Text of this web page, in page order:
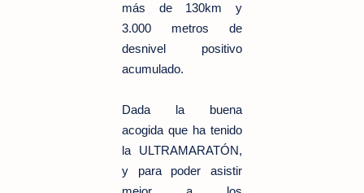
más de 130km y
3.000 metros de
desnivel positivo
acumulado.
Dada la buena
acogida que ha tenido
la ULTRAMARATÓN,
y para poder asistir